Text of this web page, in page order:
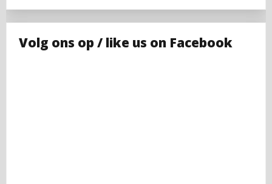
Volg ons op / like us on Facebook